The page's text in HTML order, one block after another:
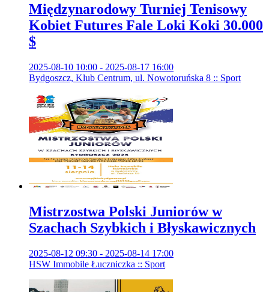
Międzynarodowy Turniej Tenisowy
Kobiet Futures Fale Loki Koki 30.000
$
2025-08-10 10:00 - 2025-08-17 16:00
Bydgoszcz, Klub Centrum, ul. Nowotoruńska 8 :: Sport
Mistrzostwa Polski Juniorów w
Szachach Szybkich i Błyskawicznych
2025-08-12 09:30 - 2025-08-14 17:00
HSW Immobile Łuczniczka :: Sport